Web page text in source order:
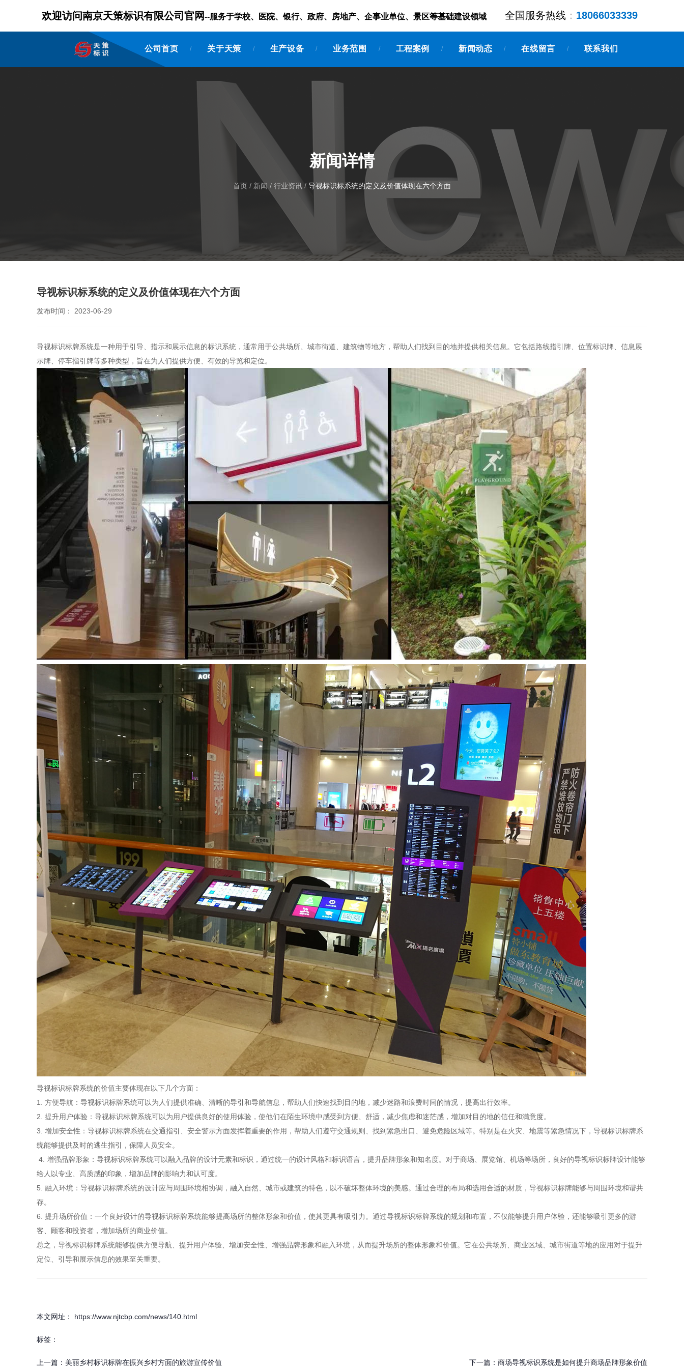
欢迎访问南京天策标识有限公司官网--服务于学校、医院、银行、政府、房地产、企事业单位、景区等基础建设领域 全国服务热线： 18066033339
公司首页 / 关于天策 / 生产设备 / 业务范围 / 工程案例 / 新闻动态 / 在线留言 / 联系我们
新闻详情
首页 / 新闻 / 行业资讯 / 导视标识标系统的定义及价值体现在六个方面
导视标识标系统的定义及价值体现在六个方面
发布时间： 2023-06-29
导视标识标牌系统是一种用于引导、指示和展示信息的标识系统，通常用于公共场所、城市街道、建筑物等地方，帮助人们找到目的地并提供相关信息。它包括路线指引牌、位置标识牌、信息展
示牌、停车指引牌等多种类型，旨在为人们提供方便、有效的导览和定位。
导视标识标牌系统的价值主要体现在以下几个方面：
1. 方便导航：导视标识标牌系统可以为人们提供准确、清晰的导引和导航信息，帮助人们快速找到目的地，减少迷路和浪费时间的情况，提高出行效率。
2. 提升用户体验：导视标识标牌系统可以为用户提供良好的使用体验，使他们在陌生环境中感受到方便、舒适，减少焦虑和迷茫感，增加对目的地的信任和满意度。
3. 增加安全性：导视标识标牌系统在交通指引、安全警示方面发挥着重要的作用，帮助人们遵守交通规则、找到紧急出口、避免危险区域等。特别是在火灾、地震等紧急情况下，导视标识标牌系
统能够提供及时的逃生指引，保障人员安全。
4. 增强品牌形象：导视标识标牌系统可以融入品牌的设计元素和标识，通过统一的设计风格和标识语言，提升品牌形象和知名度。对于商场、展览馆、机场等场所，良好的导视标识标牌设计能够
给人以专业、高质感的印象，增加品牌的影响力和认可度。
5. 融入环境：导视标识标牌系统的设计应与周围环境相协调，融入自然、城市或建筑的特色，以不破坏整体环境的美感。通过合理的布局和选用合适的材质，导视标识标牌能够与周围环境和谐共
存。
6. 提升场所价值：一个良好设计的导视标识标牌系统能够提高场所的整体形象和价值，使其更具有吸引力。通过导视标识标牌系统的规划和布置，不仅能够提升用户体验，还能够吸引更多的游
客、顾客和投资者，增加场所的商业价值。
总之，导视标识标牌系统能够提供方便导航、提升用户体验、增加安全性、增强品牌形象和融入环境，从而提升场所的整体形象和价值。它在公共场所、商业区域、城市街道等地的应用对于提升
定位、引导和展示信息的效果至关重要。
本文网址： https://www.njtcbp.com/news/140.html
标签：
上一篇： 美丽乡村标识标牌在振兴乡村方面的旅游宣传价值 下一篇： 商场导视标识系统是如何提升商场品牌形象价值